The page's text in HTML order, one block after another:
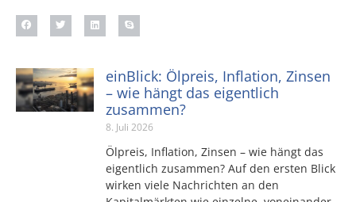
einBlick: Ölpreis, Inflation, Zinsen
– wie hängt das eigentlich
zusammen?
8. Juli 2026
Ölpreis, Inflation, Zinsen – wie hängt das
eigentlich zusammen? Auf den ersten Blick
wirken viele Nachrichten an den